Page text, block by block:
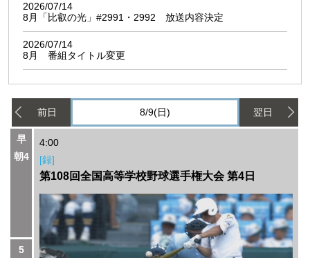
2026/07/14
8月「比叡の光」#2991・2992 放送内容決定
2026/07/14
8月 番組タイトル変更
前日 8/9(日) 翌日
早
朝4
4:00
[録]
第108回全国高等学校野球選手権大会 第4日
5